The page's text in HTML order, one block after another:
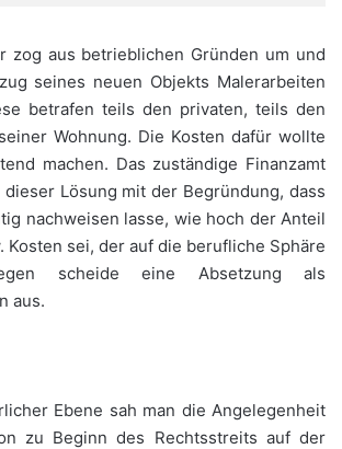
zog aus betrieblichen Gründen um und
seines neuen Objekts Malerarbeiten
betrafen teils den privaten, teils den
Wohnung. Die Kosten dafür wollte
machen. Das zuständige Finanzamt
Lösung mit der Begründung, dass
nachweisen lasse, wie hoch der Anteil
Kosten sei, der auf die berufliche Sphäre
scheide eine Absetzung als
aus.
Ebene sah man die Angelegenheit
zu Beginn des Rechtsstreits auf der